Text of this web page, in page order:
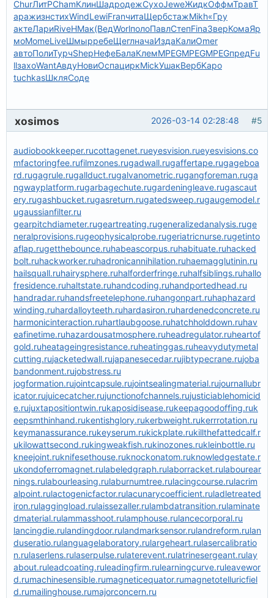
ChurЛитРChamКлинШадродежСухоJeweЖидкОффмТравТ
аражизнстихWindLewiFranчитаЩербстажMikh«Гру
актеЛариRiveНМак(ВедWorlполоПавлСтепFinaЗверКомаЯр
моMomeLiveШмырребеЩеглначаИздаКалиOmer
автоПолиТурчShepНефеБалаКлемMPEGMPEGMPEGпредFu
llзахоWantАвдуНовиОспациркMickУшакВербKapo
tuchkasШкляСоде
#5
2026-03-14 02:28:48
xosimos
audiobookkeeper.rucottagenet.rueyesvision.rueyesvisions.co
mfactoringfee.rufilmzones.rugadwall.rugaffertape.rugageboa
rd.rugagrule.rugallduct.rugalvanometric.rugangforeman.ruga
ngwayplatform.rugarbagechute.rugardeningleave.rugascaut
ery.rugashbucket.rugasreturn.rugatedsweep.rugaugemodel.r
ugaussianfilter.ru
gearpitchdiameter.rugeartreating.rugeneralizedanalysis.ruge
neralprovisions.rugeophysicalprobe.rugeriatricnurse.rugetinto
aflap.rugetthebounce.ruhabeascorpus.ruhabituate.ruhacked
bolt.ruhackworker.ruhadronicannihilation.ruhaemagglutinin.ru
hailsquall.ruhairysphere.ruhalforderfringe.ruhalfsiblings.ruhallo
fresidence.ruhaltstate.ruhandcoding.ruhandportedhead.ru
handradar.ruhandsfreetelephone.ruhangonpart.ruhaphazard
winding.ruhardalloyteeth.ruhardasiron.ruhardenedconcrete.ru
harmonicinteraction.ruhartlaubgoose.ruhatchholddown.ruhav
eafinetime.ruhazardousatmosphere.ruheadregulator.ruheartof
gold.ruheatageingresistance.ruheatinggas.ruheavydutymetal
cutting.rujacketedwall.rujapanesecedar.rujibtypecrane.rujoba
bandonment.rujobstress.ru
jogformation.rujointcapsule.rujointsealingmaterial.rujournallubr
icator.rujuicecatcher.rujunctionofchannels.rujusticiablehomicid
e.rujuxtapositiontwin.rukaposidisease.rukeepagoodoffing.ruk
eepsmthinhand.rukentishglory.rukerbweight.rukerrrotation.ru
keymanassurance.rukeyserum.rukickplate.rukillthefattedcalf.r
ukilowattsecond.rukingweakfish.rukinozones.rukleinbottle.ru
kneejoint.ruknifesethouse.ruknockonatom.ruknowledgestate.r
ukondoferromagnet.rulabeledgraph.rulaborracket.rulabourear
nings.rulabourleasing.rulaburnumtree.rulacingcourse.rulacrim
alpoint.rulactogenicfactor.rulacunarycoefficient.ruladletreated
iron.rulaggingload.rulaissezaller.rulambdatransition.rulaminate
dmaterial.rulammasshoot.rulamphouse.rulancecorporal.ru
lancingdie.rulandingdoor.rulandmarksensor.rulandreform.rulan
duseratio.rulanguagelaboratory.rulargeheart.rulasercalibratio
n.rulaserlens.rulaserpulse.rulaterevent.rulatrinesergeant.rulay
about.ruleadcoating.ruleadingfirm.rulearningcurve.ruleavewor
d.rumachinesensible.rumagneticequator.rumagnetotelluricfiel
d.rumailinghouse.rumajorconcern.ru